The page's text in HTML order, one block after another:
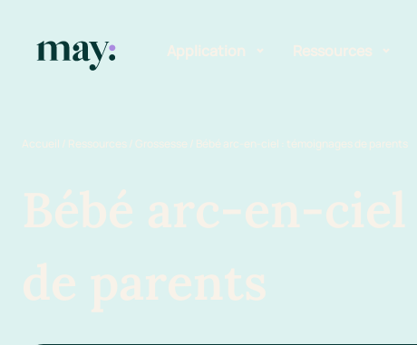
Application
Mission
Ressources
Guide des
Newsletters
Accueil / Ressources / Grossesse / Bébé arc-en-ciel : témoignages de parents
Bébé arc-en-
de parents